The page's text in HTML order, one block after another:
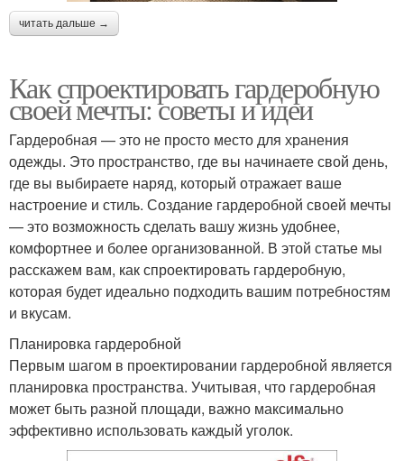
читать дальше →
Как спроектировать гардеробную
своей мечты: советы и идеи
Гардеробная — это не просто место для хранения
одежды. Это пространство, где вы начинаете свой день,
где вы выбираете наряд, который отражает ваше
настроение и стиль. Создание гардеробной своей мечты
— это возможность сделать вашу жизнь удобнее,
комфортнее и более организованной. В этой статье мы
расскажем вам, как спроектировать гардеробную,
которая будет идеально подходить вашим потребностям
и вкусам.
Планировка гардеробной
Первым шагом в проектировании гардеробной является
планировка пространства. Учитывая, что гардеробная
может быть разной площади, важно максимально
эффективно использовать каждый уголок.